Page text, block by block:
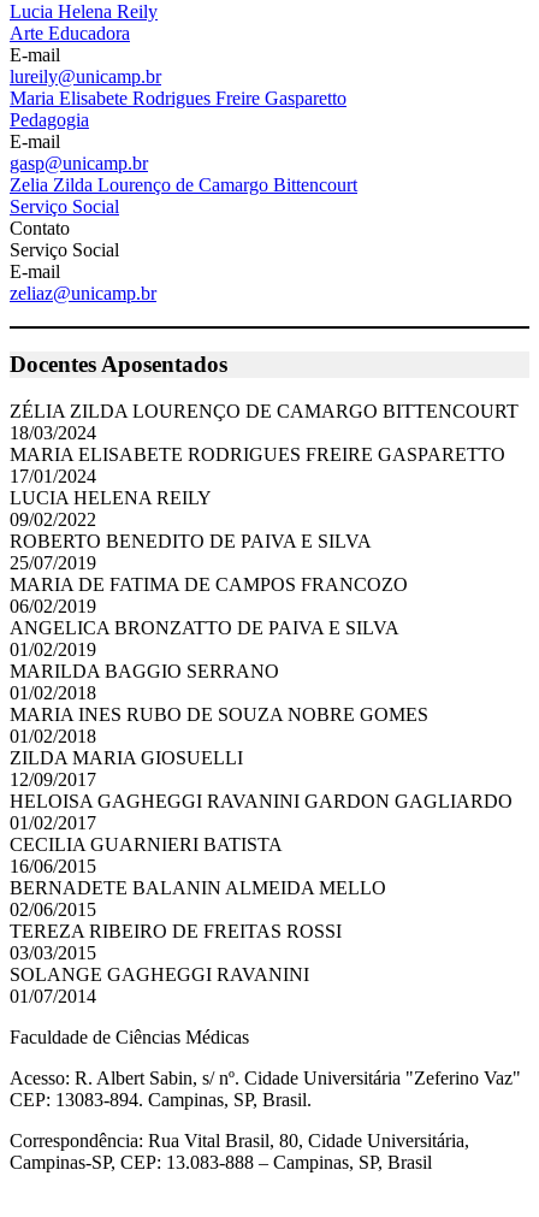
Lucia Helena Reily
Arte Educadora
E-mail
lureily@unicamp.br
Maria Elisabete Rodrigues Freire Gasparetto
Pedagogia
E-mail
gasp@unicamp.br
Zelia Zilda Lourenço de Camargo Bittencourt
Serviço Social
Contato
Serviço Social
E-mail
zeliaz@unicamp.br
Docentes Aposentados
ZÉLIA ZILDA LOURENÇO DE CAMARGO BITTENCOURT
18/03/2024
MARIA ELISABETE RODRIGUES FREIRE GASPARETTO
17/01/2024
LUCIA HELENA REILY
09/02/2022
ROBERTO BENEDITO DE PAIVA E SILVA
25/07/2019
MARIA DE FATIMA DE CAMPOS FRANCOZO
06/02/2019
ANGELICA BRONZATTO DE PAIVA E SILVA
01/02/2019
MARILDA BAGGIO SERRANO
01/02/2018
MARIA INES RUBO DE SOUZA NOBRE GOMES
01/02/2018
ZILDA MARIA GIOSUELLI
12/09/2017
HELOISA GAGHEGGI RAVANINI GARDON GAGLIARDO
01/02/2017
CECILIA GUARNIERI BATISTA
16/06/2015
BERNADETE BALANIN ALMEIDA MELLO
02/06/2015
TEREZA RIBEIRO DE FREITAS ROSSI
03/03/2015
SOLANGE GAGHEGGI RAVANINI
01/07/2014
Faculdade de Ciências Médicas
Acesso: R. Albert Sabin, s/ nº. Cidade Universitária "Zeferino Vaz"
CEP: 13083-894. Campinas, SP, Brasil.
Correspondência: Rua Vital Brasil, 80, Cidade Universitária,
Campinas-SP, CEP: 13.083-888 – Campinas, SP, Brasil